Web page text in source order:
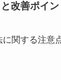
改善ポイン
関する注意